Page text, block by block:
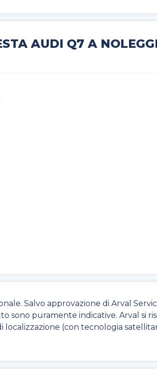
AUDI Q7 A
Salvo approvazione di Arval
sono puramente indicative. Arval si
localizzazione (con tecnologia